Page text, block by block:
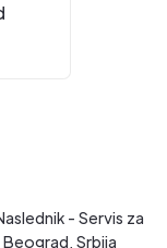
- Servis za
Srbija